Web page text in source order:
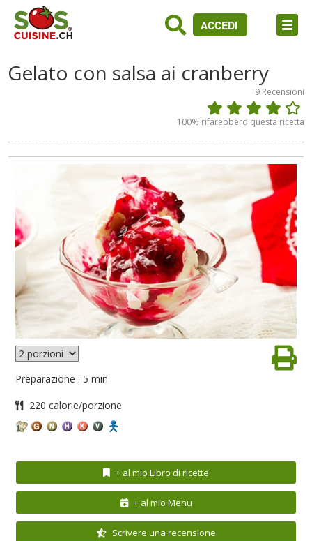
ACCEDI
Gelato con salsa ai cranberry
9 Recensioni
100% rifarebbero questa ricetta
Preparazione : 5 min
220 calorie/porzione
+ al mio Libro di ricette
+ al mio Menu
Scrivere una recensione